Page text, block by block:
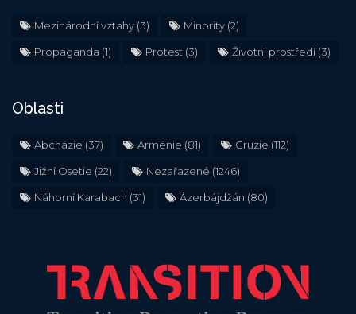
Mezinárodní vztahy (3) Minority (2)
Propaganda (1) Protest (3) Životní prostředí(3)
Oblasti
Abcházie (37) Arménie (81) Gruzie (112)
Jižní Osetie (22) Nezařazené (1246)
Náhorní Karabach (31) Ázerbájdžán (80)